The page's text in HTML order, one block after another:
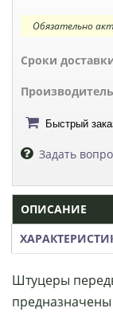
Обязательно
Сроки
Быстрый
Задать
ОПИСАНИЕ
Штуцеры
предназначены